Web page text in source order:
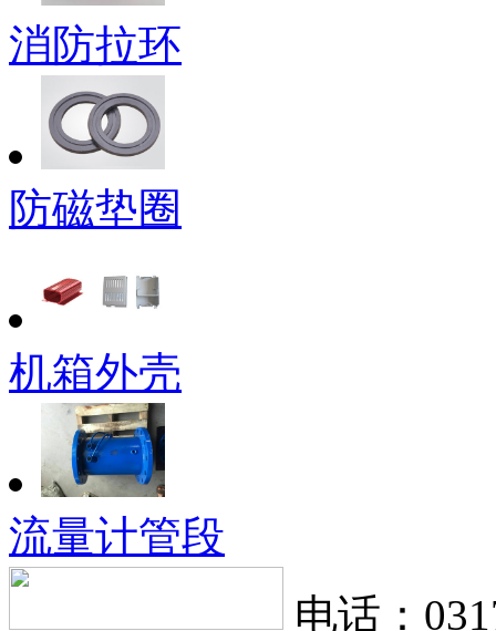
消防拉环
防磁垫圈
机箱外壳
流量计管段
电话：